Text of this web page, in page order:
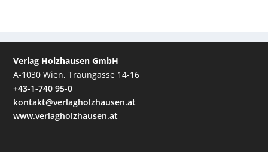
Verlag Holzhausen GmbH
A-1030 Wien, Traungasse 14-16
+43-1-740 95-0
kontakt@verlagholzhausen.at
www.verlagholzhausen.at